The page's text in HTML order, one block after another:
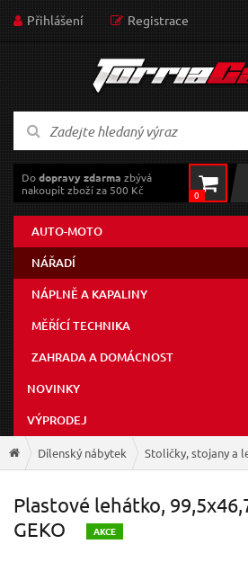
Přihlášení Registrace
Dodopravy zdarma zbývá
nakoupit zboží za 500 Kč
0
AUTO-MOTO
NÁŘADÍ
NÁPLNĚ A KAPALINY
MĚŘÍCÍ TECHNIKA
ZAHRADA A DOMÁCNOST
NOVINKY
VÝPRODEJ
Dílenský nábytek
Plastové lehátko,
GEKO
AKCE